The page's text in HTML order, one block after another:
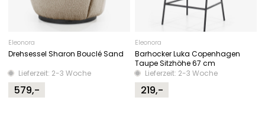
Eleonora
Drehsessel Sharon Bouclé Sand
Lieferzeit: 2-3 Woche
579,-
Eleonora
Barhocker Luka Copenhagen
Taupe Sitzhöhe 67 cm
Lieferzeit: 2-3 Woche
219,-